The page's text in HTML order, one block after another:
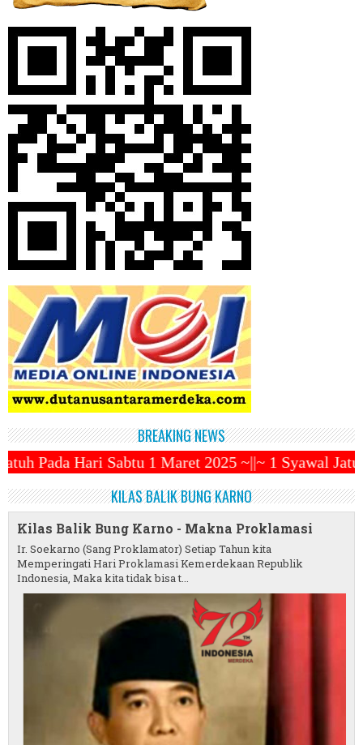
BREAKING NEWS
Maret 2025 ~||~ 1 Syawal Jatuh Pada Tanggal
KILAS BALIK BUNG KARNO
Kilas Balik Bung Karno - Makna Proklamasi
Ir. Soekarno (Sang Proklamator) Setiap Tahun kita
Memperingati Hari Proklamasi Kemerdekaan Republik
Indonesia, Maka kita tidak bisa t...